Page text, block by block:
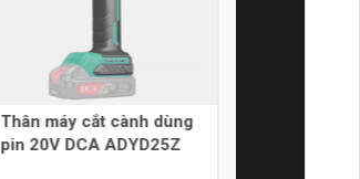
Thân máy cắt cành dùng
pin 20V DCA ADYD25Z